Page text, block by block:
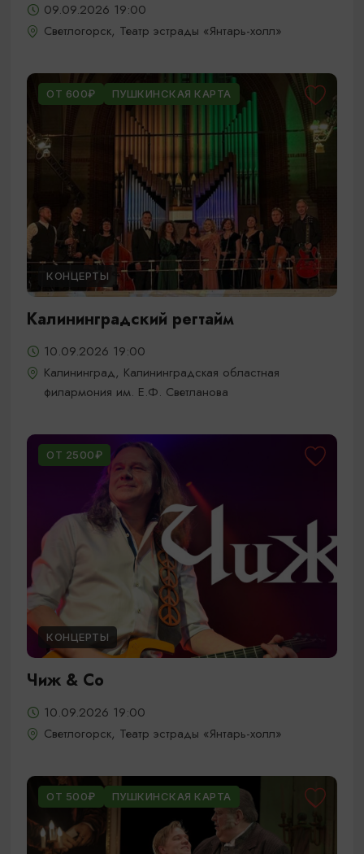
09.09.2026 19:00
Светлогорск, Театр эстрады «Янтарь-холл»
ОТ 600₽ ПУШКИНСКАЯ КАРТА
КОНЦЕРТЫ
Калининградский регтайм
10.09.2026 19:00
Калининград, Калининградская областная
филармония им. Е.Ф. Светланова
ОТ 2500₽
КОНЦЕРТЫ
Чиж & Cо
10.09.2026 19:00
Светлогорск, Театр эстрады «Янтарь-холл»
ОТ 500₽ ПУШКИНСКАЯ КАРТА